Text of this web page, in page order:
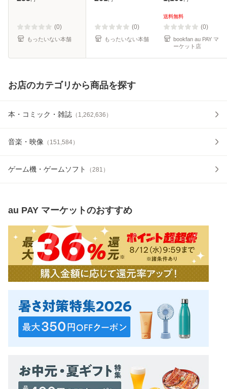
料】
(0)
もったいない本舗
(0)
もったいない本舗
送料無料
(0)
bookfan au PAY マ
ーケット店
お店のカテゴリから商品を探す
本・コミック・雑誌 （ 1,262,636 ）
音楽・映像 （ 151,584）
ゲーム機・ゲームソフト （281 ）
au PAY マーケットのおすすめ